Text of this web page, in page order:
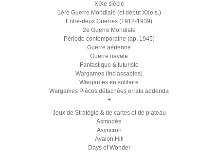
XIXe siècle
1ère Guerre Mondiale (et début XXe s.)
Entre-deux Guerres (1918-1939)
2e Guerre Mondiale
Période contemporaine (ap. 1945)
Guerre aérienne
Guerre navale
Fantastique & futuriste
Wargames (inclassables)
Wargames en solitaire
Wargames Pièces détachées errata addenda
+
Jeux de Stratégie & de cartes et de plateau
Asmodée
Asyncron
Avalon Hill
Days of Wonder